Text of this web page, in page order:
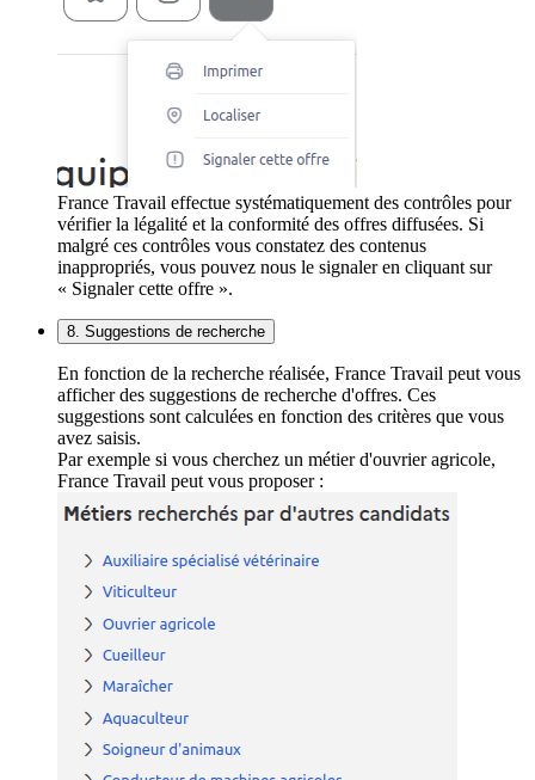
France Travail effectue systématiquement des contrôles pour
vérifier la légalité et la conformité des offres diffusées. Si
malgré ces contrôles vous constatez des contenus
inappropriés, vous pouvez nous le signaler en cliquant sur
« Signaler cette offre ».
8. Suggestions de recherche
En fonction de la recherche réalisée, France Travail peut vous
afficher des suggestions de recherche d'offres. Ces
suggestions sont calculées en fonction des critères que vous
avez saisis.
Par exemple si vous cherchez un métier d'ouvrier agricole,
France Travail peut vous proposer :